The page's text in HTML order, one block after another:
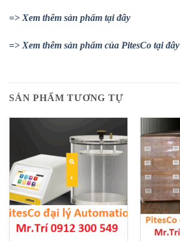
=> Xem thêm sản phẩm tại đây
=> Xem thêm sản phẩm của PitesCo tại đây
SẢN PHẨM TƯƠNG TỰ